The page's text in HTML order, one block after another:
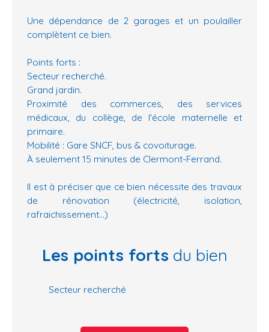
Une dépendance de 2 garages et un poulailler
complètent ce bien.
Points forts :
Secteur recherché.
Grand jardin.
Proximité des commerces, des services
médicaux, du collège, de l'école maternelle et
primaire.
Mobilité : Gare SNCF, bus & covoiturage.
À seulement 15 minutes de Clermont-Ferrand.
Il est à préciser que ce bien nécessite des travaux
de rénovation (électricité, isolation,
rafraichissement...)
Les points forts du bien
Secteur recherché